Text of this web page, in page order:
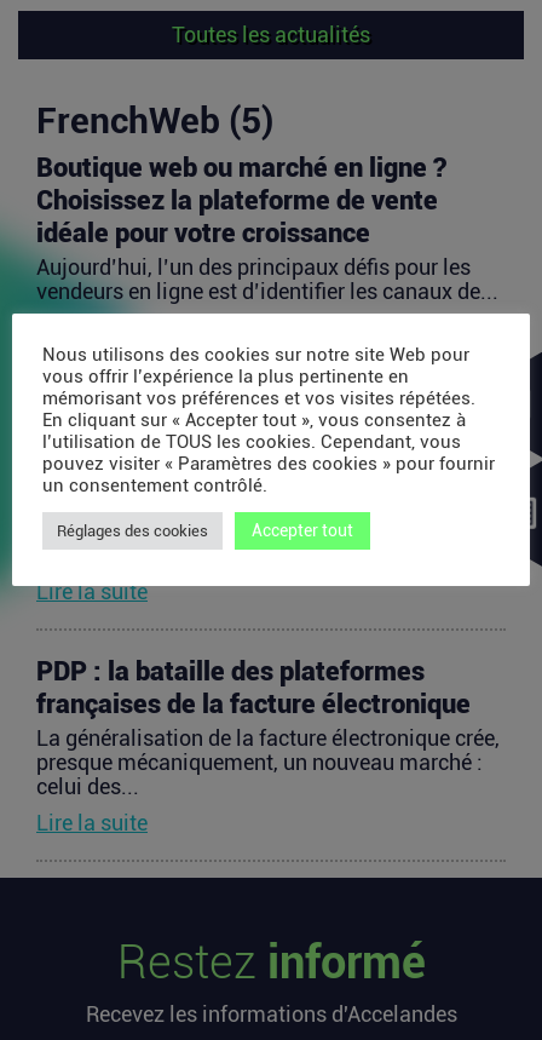
Toutes les actualités
FrenchWeb (5)
Boutique web ou marché en ligne ?
Choisissez la plateforme de vente
idéale pour votre croissance
Aujourd’hui, l’un des principaux défis pour les
vendeurs en ligne est d’identifier les canaux de...
Avec 35 millions de dollars, SAPIOM
veut devenir le contrôleur de gestion
des agents IA
Les agents IA peuvent enchaîner des dizaines
d’appels de modèles, utiliser des outils externes,
acheter...
Lire la suite
PDP : la bataille des plateformes
françaises de la facture électronique
La généralisation de la facture électronique crée,
presque mécaniquement, un nouveau marché :
celui des...
Lire la suite
digitalise l’accompagnement des
voyageurs
Les formalités de voyage demeurent l’une des
zones les moins fluides de l’expérience
Restez informé
Recevez les informations d'Accelandes
Nous utilisons des cookies sur notre site Web pour
vous offrir l’expérience la plus pertinente en
mémorisant vos préférences et vos visites répétées.
En cliquant sur « Accepter tout », vous consentez à
l’utilisation de TOUS les cookies. Cependant, vous
pouvez visiter « Paramètres des cookies » pour fournir
un consentement contrôlé.
Réglages des cookies Accepter tout